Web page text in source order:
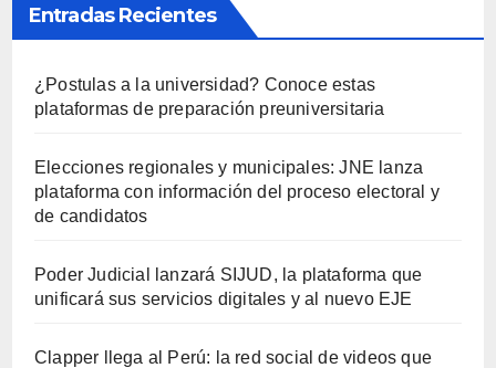
Entradas Recientes
¿Postulas a la universidad? Conoce estas
plataformas de preparación preuniversitaria
Elecciones regionales y municipales: JNE lanza
plataforma con información del proceso electoral y
de candidatos
Poder Judicial lanzará SIJUD, la plataforma que
unificará sus servicios digitales y al nuevo EJE
Clapper llega al Perú: la red social de videos que